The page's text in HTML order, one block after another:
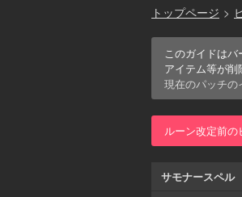
トップページ >
このガイドは
アイテム等が削
現在のパッチの
ルーン改定前
サモナースペル